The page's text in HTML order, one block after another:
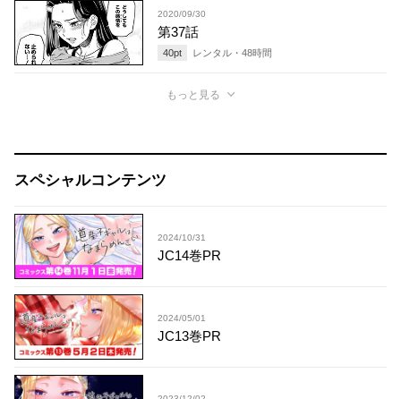
2020/09/30
第37話
40pt レンタル・ 48時間
もっと見る
スペシャルコンテンツ
2024/10/31
JC14巻PR
2024/05/01
JC13巻PR